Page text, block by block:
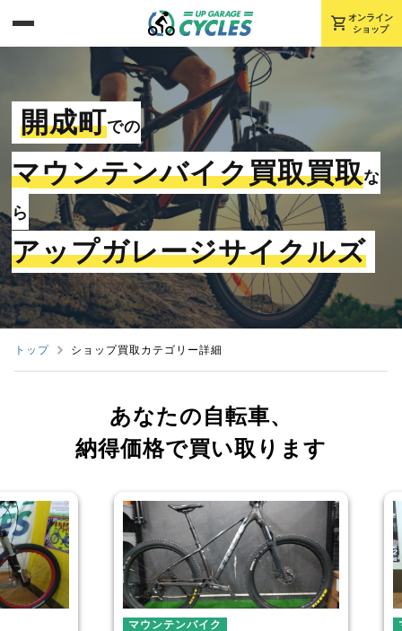
shopping_cart オンライン
ショップ
開成町での
マウンテンバイク買取買取な
ら
アップガレージサイクルズ
トップ ショップ買取カテゴリー詳細
あなたの自転車、
納得価格で買い取ります